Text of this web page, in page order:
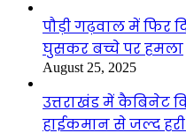
पौड़ी गढ़वाल में फिर
घुसकर बच्चे पर हमला
August 25, 2025
उत्तराखंड में कैबिनेट
हाईकमान से जल्द